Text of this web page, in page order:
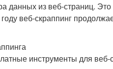
данных из веб-страниц.
веб-скраппинг
инструменты для веб-